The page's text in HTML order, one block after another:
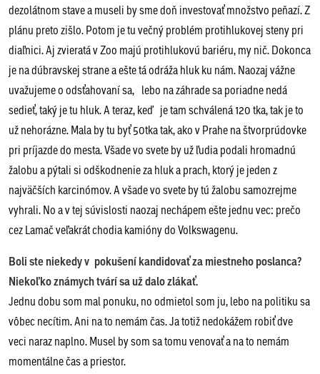
dezolátnom stave a museli by sme doň investovať množstvo peňazí. Z
plánu preto zišlo. Potom je tu večný problém protihlukovej steny pri
diaľnici. Aj zvieratá v Zoo majú protihlukovú bariéru, my nič. Dokonca
je na dúbravskej strane a ešte tá odráža hluk ku nám. Naozaj vážne
uvažujeme o odsťahovaní sa, lebo na záhrade sa poriadne nedá
sedieť, taký je tu hluk. A teraz, keď je tam schválená 120 tka, tak je to
už nehorázne. Mala by tu byť 50tka tak, ako v Prahe na štvorprúdovke
pri príjazde do mesta. Všade vo svete by už ľudia podali hromadnú
žalobu a pýtali si odškodnenie za hluk a prach, ktorý je jeden z
najväčších karcinómov. A všade vo svete by tú žalobu samozrejme
vyhrali. No a v tej súvislosti naozaj nechápem ešte jednu vec: prečo
cez Lamač veľakrát chodia kamióny do Volkswagenu.
Boli ste niekedy v pokušení kandidovať za miestneho poslanca?
Niekoľko známych tvárí sa už dalo zlákať.
Jednu dobu som mal ponuku, no odmietol som ju, lebo na politiku sa
vôbec necítim. Ani na to nemám čas. Ja totiž nedokážem robiť dve
veci naraz naplno. Musel by som sa tomu venovať a na to nemám
momentálne čas a priestor.